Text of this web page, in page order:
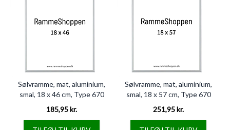
Sølvramme, mat, aluminium,
smal, 18 x 46 cm, Type 670
185,95 kr.
Sølvramme, mat, aluminium,
smal, 18 x 57 cm, Type 670
251,95 kr.